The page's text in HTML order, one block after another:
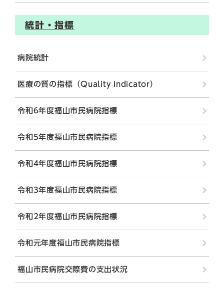
統計・指標
病院統計
医療の質の指標（Quality Indicator）
令和6年度福山市民病院指標
令和5年度福山市民病院指標
令和4年度福山市民病院指標
令和3年度福山市民病院指標
令和2年度福山市民病院指標
令和元年度福山市民病院指標
福山市民病院交際費の支出状況